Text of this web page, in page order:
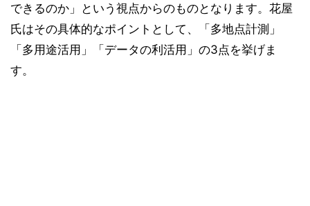
できるのか」という視点からのものとなります。花屋
氏はその具体的なポイントとして、「多地点計測」
「多用途活用」「データの利活用」の3点を挙げま
す。